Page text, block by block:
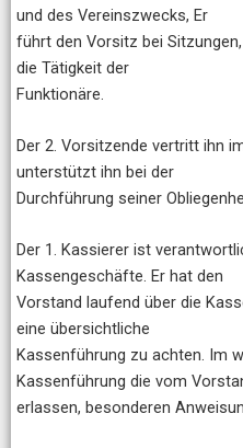
und des Vereinszwecks, Er
führt den Vorsitz bei
die Tätigkeit der
Funktionäre.
Der 2. Vorsitzende vertritt ihn
unterstützt ihn bei der
Durchführung seiner
Der 1. Kassierer ist
Kassengeschäfte. Er hat den
Vorstand laufend über die
eine übersichtliche
Kassenführung zu achten. Im
Kassenführung die vom
erlassen, besonderen